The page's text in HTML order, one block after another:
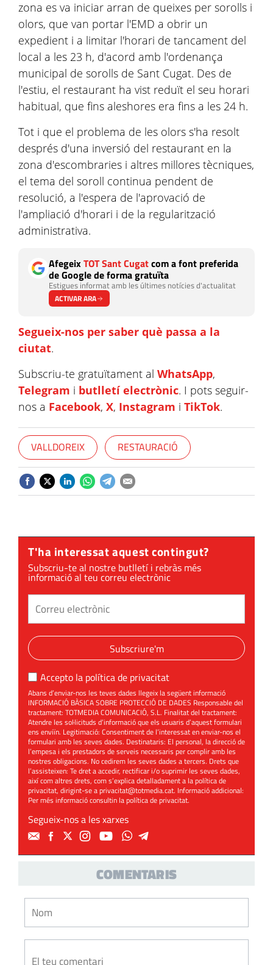
zona es va iniciar arran de queixes per sorolls i
olors, que van portar l'EMD a obrir un
expedient i a limitar l'horari de tancament del
local a les 23 h, d'acord amb l'ordenança
municipal de sorolls de Sant Cugat. Des de
l'estiu, el restaurant ha vist reduït el seu horari
habitual, que fins aleshores era fins a les 24 h.
Tot i que el problema de les olors s'ha resolt
després d'una inversió del restaurant en la
zona d'escombraries i altres millores tècniques,
el tema del soroll continua pendent de
resolució, a l'espera de l'aprovació de
l'ampliació d'horari i de la regularització
administrativa.
AfegeixTOT Sant Cugatcom a font preferida
de Google de forma gratuïta
Estigues informat amb les últimes notícies d'actualitat
ACTIVAR ARA
Segueix-nos per saber què passa a la
ciutat.
Subscriu-te gratuïtament al WhatsApp,
Telegram i butlletí electrònic. I pots seguir-
nos a Facebook, X, Instagram i TikTok.
VALLDOREIX RESTAURACIÓ
T'ha interessat aquest contingut?
Subscriu-te al nostre butlletí i rebràs més
informació al teu correu electrònic
Subscriure'm
Accepto la política de privacitat
Abans d’enviar-nos les teves dades llegeix la següent informació
INFORMACIÓ BÀSICA SOBRE PROTECCIÓ DE DADES Responsable del
tractament: TOTMEDIA COMUNICACIÓ, S.L. Finalitat del tractament:
Atendre les sol·licituds d’informació que els usuaris d’aquest formulari
ens enviïn. Legitimació: Consentiment de l’interessat en enviar-nos el
formulari amb les seves dades. Destinataris: El personal, la direcció de
l’empesa i els prestadors de serveis necessaris per complir amb les
nostres obligacions. No cedirem les seves dades a tercers. Drets que
l’assisteixen: Te dret a accedir, rectificar i/o suprimir les seves dades,
així com altres drets, com s’explica detalladament a la política de
privacitat, dirigint-se aprivacitat@totmedia.cat. Informació addicional:
Per més informació consultin lapolítica de privacitat.
Segueix-nos a les xarxes
COMENTARIS